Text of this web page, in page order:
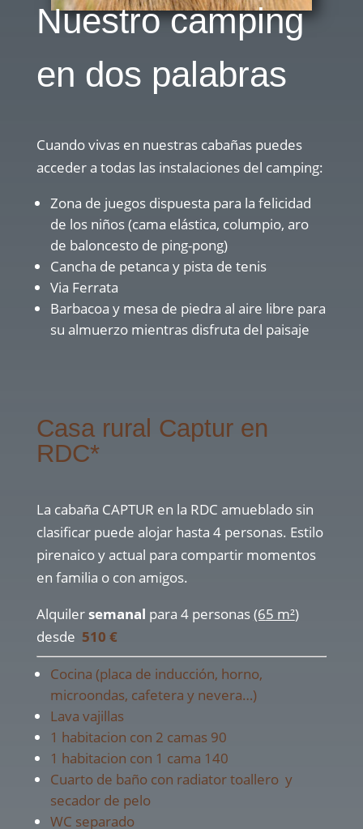
Nuestro camping
en dos palabras
Cuando vivas en nuestras cabañas puedes
acceder a todas las instalaciones del camping:
Zona de juegos dispuesta para la felicidad
de los niños (cama elástica, columpio, aro
de baloncesto de ping-pong)
Cancha de petanca y pista de tenis
Via Ferrata
Barbacoa y mesa de piedra al aire libre para
su almuerzo mientras disfruta del paisaje
Casa rural Captur en
RDC*
La cabaña CAPTUR en la RDC amueblado sin
clasificar puede alojar hasta 4 personas. Estilo
pirenaico y actual para compartir momentos
en familia o con amigos.
Alquilersemanal para 4 personas(65 m²)
desde 510 €
Cocina (placa de inducción, horno,
microondas, cafetera y nevera…)
Lava vajillas
1 habitacion con 2 camas 90
1 habitacion con 1 cama 140
Cuarto de baño con radiator toallero y
secador de pelo
WC separado